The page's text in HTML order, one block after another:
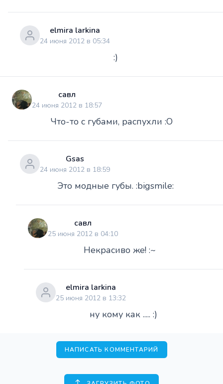
elmira larkina
24 июня 2012 в 05:34
:)
савл
24 июня 2012 в 18:57
Что-то с губами, распухли :O
Gsas
24 июня 2012 в 18:59
Это модные губы. :bigsmile:
савл
25 июня 2012 в 04:10
Некрасиво же! :~
elmira larkina
25 июня 2012 в 13:32
ну кому как ..... :)
НАПИСАТЬ КОММЕНТАРИЙ